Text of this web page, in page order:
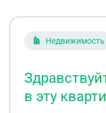
Недвижимость
в эту